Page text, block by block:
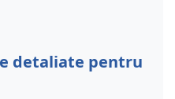
detaliate pentru